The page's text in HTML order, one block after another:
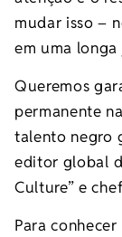
mudar isso –
em uma
Queremos
permanente
talento negro
editor global
Culture” e
Para